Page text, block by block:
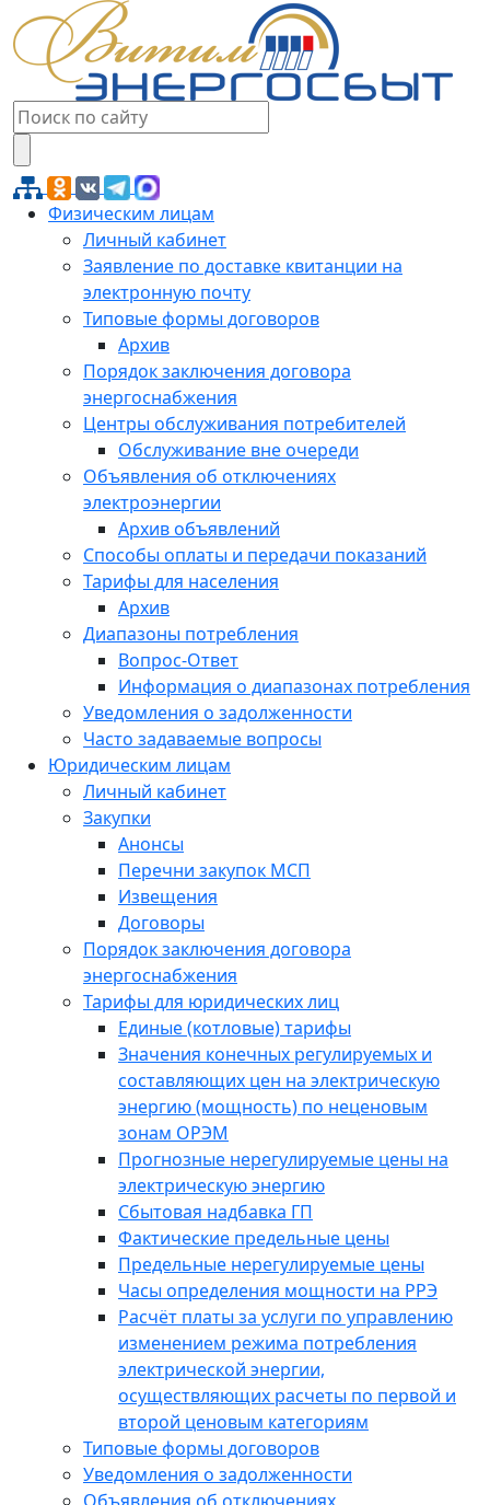
Физическим лицам
Личный кабинет
Заявление по доставке квитанции на
электронную почту
Типовые формы договоров
Архив
Порядок заключения договора
энергоснабжения
Центры обслуживания потребителей
Обслуживание вне очереди
Объявления об отключениях
электроэнергии
Архив объявлений
Способы оплаты и передачи показаний
Тарифы для населения
Архив
Диапазоны потребления
Вопрос-Ответ
Информация о диапазонах потребления
Уведомления о задолженности
Часто задаваемые вопросы
Юридическим лицам
Личный кабинет
Закупки
Анонсы
Перечни закупок МСП
Извещения
Договоры
Порядок заключения договора
энергоснабжения
Тарифы для юридических лиц
Единые (котловые) тарифы
Значения конечных регулируемых и
составляющих цен на электрическую
энергию (мощность) по неценовым
зонам ОРЭМ
Прогнозные нерегулируемые цены на
электрическую энергию
Сбытовая надбавка ГП
Фактические предельные цены
Предельные нерегулируемые цены
Часы определения мощности на РРЭ
Расчёт платы за услуги по управлению
изменением режима потребления
электрической энергии,
осуществляющих расчеты по первой и
второй ценовым категориям
Типовые формы договоров
Уведомления о задолженности